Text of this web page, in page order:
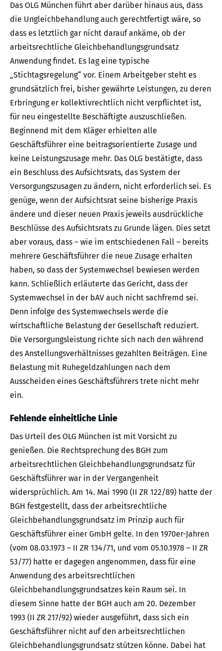
Das OLG München führt aber darüber hinaus aus, dass
die Ungleichbehandlung auch gerechtfertigt wäre, so
dass es letztlich gar nicht darauf ankäme, ob der
arbeitsrechtliche Gleichbehandlungsgrundsatz
Anwendung findet. Es lag eine typische
„Stichtagsregelung“ vor. Einem Arbeitgeber steht es
grundsätzlich frei, bisher gewährte Leistungen, zu deren
Erbringung er kollektivrechtlich nicht verpflichtet ist,
für neu eingestellte Beschäftigte auszuschließen.
Beginnend mit dem Kläger erhielten alle
Geschäftsführer eine beitragsorientierte Zusage und
keine Leistungszusage mehr. Das OLG bestätigte, dass
ein Beschluss des Aufsichtsrats, das System der
Versorgungszusagen zu ändern, nicht erforderlich sei. Es
genüge, wenn der Aufsichtsrat seine bisherige Praxis
ändere und dieser neuen Praxis jeweils ausdrückliche
Beschlüsse des Aufsichtsrats zu Grunde lägen. Dies setzt
aber voraus, dass – wie im entschiedenen Fall – bereits
mehrere Geschäftsführer die neue Zusage erhalten
haben, so dass der Systemwechsel bewiesen werden
kann. Schließlich erläuterte das Gericht, dass der
Systemwechsel in der bAV auch nicht sachfremd sei.
Denn infolge des Systemwechsels werde die
wirtschaftliche Belastung der Gesellschaft reduziert.
Die Versorgungsleistung richte sich nach den während
des Anstellungsverhältnisses gezahlten Beiträgen. Eine
Belastung mit Ruhegeldzahlungen nach dem
Ausscheiden eines Geschäftsführers trete nicht mehr
ein.
Fehlende einheitliche Linie
Das Urteil des OLG München ist mit Vorsicht zu
genießen. Die Rechtsprechung des BGH zum
arbeitsrechtlichen Gleichbehandlungsgrundsatz für
Geschäftsführer war in der Vergangenheit
widersprüchlich. Am 14. Mai 1990 (II ZR 122/89) hatte der
BGH festgestellt, dass der arbeitsrechtliche
Gleichbehandlungsgrundsatz im Prinzip auch für
Geschäftsführer einer GmbH gelte. In den 1970er-Jahren
(vom 08.03.1973 – II ZR 134/71, und vom 05.10.1978 – II ZR
53/77) hatte er dagegen angenommen, dass für eine
Anwendung des arbeitsrechtlichen
Gleichbehandlungsgrundsatzes kein Raum sei. In
diesem Sinne hatte der BGH auch am 20. Dezember
1993 (II ZR 217/92) wieder ausgeführt, dass sich ein
Geschäftsführer nicht auf den arbeitsrechtlichen
Gleichbehandlungsgrundsatz stützen könne. Dabei hat